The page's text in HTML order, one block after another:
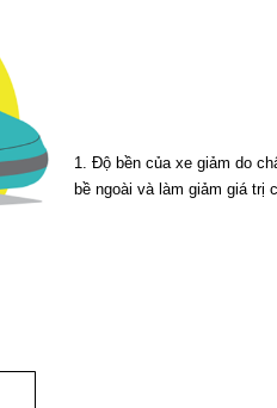
1. Độ bền của xe giảm do
bề ngoài và làm giảm giá trị